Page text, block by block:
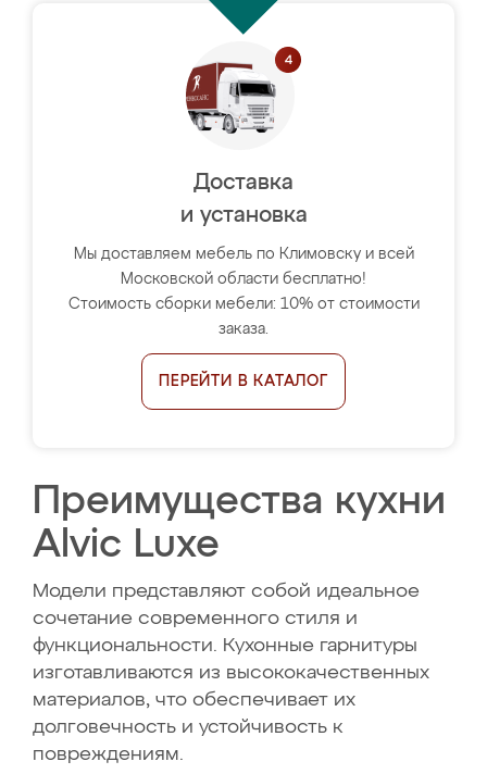
Доставка
и установка
Мы доставляем мебель по Климовску и всей
Московской области бесплатно!
Стоимость сборки мебели: 10% от стоимости
заказа.
ПЕРЕЙТИ В КАТАЛОГ
Преимущества кухни
Alvic Luxe
Модели представляют собой идеальное
сочетание современного стиля и
функциональности. Кухонные гарнитуры
изготавливаются из высококачественных
материалов, что обеспечивает их
долговечность и устойчивость к
повреждениям.